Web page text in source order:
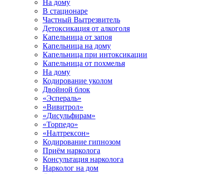
На дому
В стационаре
Частный Вытрезвитель
Детоксикация от алкоголя
Капельница от запоя
Капельница на дому
Капельница при интоксикации
Капельница от похмелья
На дому
Кодирование уколом
Двойной блок
«Эспераль»
«Вивитрол»
«Дисульфирам»
«Торпедо»
«Налтрексон»
Кодирование гипнозом
Приём нарколога
Консультация нарколога
Нарколог на дом